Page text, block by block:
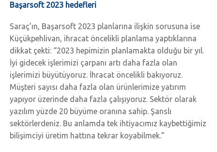
Başarsoft 2023 hedefleri
Saraç’ın, Başarsoft 2023 planlarına ilişkin sorusuna ise
Küçükpehlivan, ihracat öncelikli planlama yaptıklarına
dikkat çekti: “2023 hepimizin planlamakta olduğu bir yıl.
İyi gidecek işlerimizi çarpanı artı daha fazla olan
işlerimizi büyütüyoruz. İhracat öncelikli bakıyoruz.
Müşteri sayısı daha fazla olan ürünlerimize yatırım
yapıyor üzerinde daha fazla çalışıyoruz. Sektör olarak
yazılım yüzde 20 büyüme oranına sahip. Şanslı
sektörlerdeniz. Bu anlamda tek ihtiyacımız kaybettiğimiz
bilişimciyi üretim hattına tekrar koyabilmek.”